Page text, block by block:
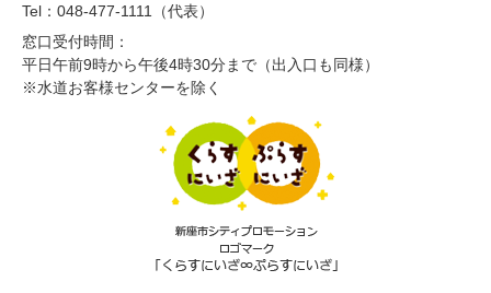
Tel：048-477-1111（代表）
窓口受付時間：
平日午前9時から午後4時30分まで（出入口も同様）
※水道お客様センターを除く